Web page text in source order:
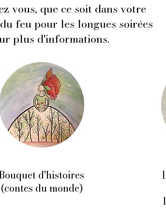
vous, que ce soit dans votre
feu pour les longues soirées
plus d'informations.
d'histoires
(contes du monde)